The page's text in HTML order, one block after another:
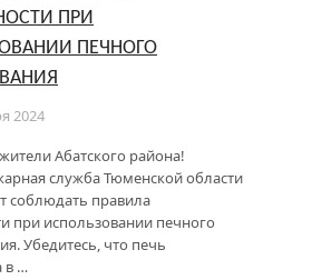
ПРИ
ПЕЧНОГО
2024
Абатского района!
служба Тюменской области
соблюдать правила
при использовании печного
Убедитесь, что печь
в …